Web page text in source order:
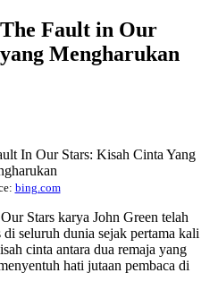
Fault in Our
Mengharukan
bing.com
Stars karya John Green telah
seluruh dunia sejak pertama kali
cinta antara dua remaja yang
hati jutaan pembaca di